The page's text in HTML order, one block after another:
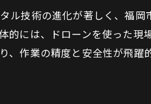
ル技術の進化が著しく、福
的には、ドローンを使った
、作業の精度と安全性が飛